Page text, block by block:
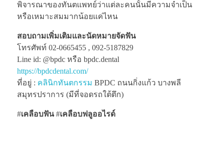
พิจารณาของทันตแพทย์ว่าแต่ละคนนั้นมีความจำเป็น
หรือเหมาะสมมากน้อยแค่ไหน
สอบถามเพิ่มเติมและนัดหมายจัดฟัน
โทรศัพท์ 02-0665455 , 092-5187829
Line id: @bpdc หรือ bpdc.dental
https://bpdcdental.com/
ที่อยู่ : คลินิกทันตกรรม BPDC ถนนกิ่งแก้ว บางพลี
สมุทรปราการ (มีที่จอดรถใต้ตึก)
#เคลือบฟัน#เคลือบฟลูออไรด์